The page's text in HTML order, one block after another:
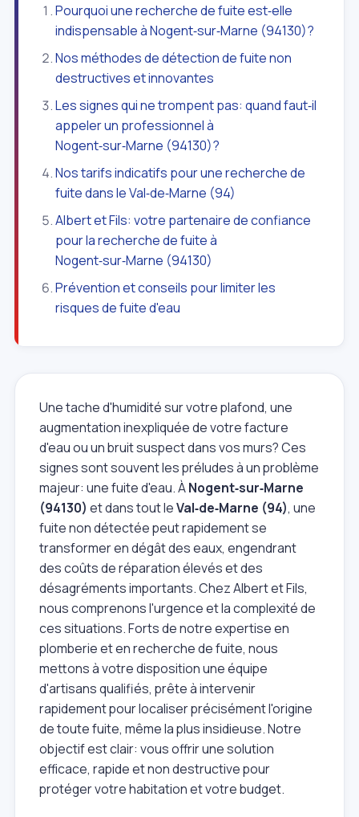
Pourquoi une recherche de fuite est‑elle
indispensable à Nogent‑sur‑Marne (94130)?
Nos méthodes de détection de fuite non
destructives et innovantes
Les signes qui ne trompent pas: quand faut‑il
appeler un professionnel à
Nogent‑sur‑Marne (94130)?
Nos tarifs indicatifs pour une recherche de
fuite dans le Val‑de‑Marne (94)
Albert et Fils: votre partenaire de confiance
pour la recherche de fuite à
Nogent‑sur‑Marne (94130)
Prévention et conseils pour limiter les
risques de fuite d'eau
Une tache d'humidité sur votre plafond, une
augmentation inexpliquée de votre facture
d'eau ou un bruit suspect dans vos murs? Ces
signes sont souvent les préludes à un problème
majeur: une fuite d'eau. ÀNogent‑sur‑Marne
(94130) et dans tout leVal‑de‑Marne (94), une
fuite non détectée peut rapidement se
transformer en dégât des eaux, engendrant
des coûts de réparation élevés et des
désagréments importants. Chez Albert et Fils,
nous comprenons l'urgence et la complexité de
ces situations. Forts de notre expertise en
plomberie et en recherche de fuite, nous
mettons à votre disposition une équipe
d'artisans qualifiés, prête à intervenir
rapidement pour localiser précisément l'origine
de toute fuite, même la plus insidieuse. Notre
objectif est clair: vous offrir une solution
efficace, rapide et non destructive pour
protéger votre habitation et votre budget.